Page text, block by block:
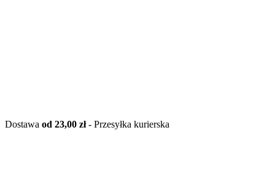
Dostawa od 23,00 zł- Przesyłka kurierska